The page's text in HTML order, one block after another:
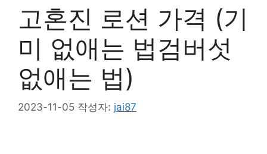
고혼진 로션 가격 (기
미 없애는 법검버섯
없애는 법)
2023-11-05 작성자: jai87